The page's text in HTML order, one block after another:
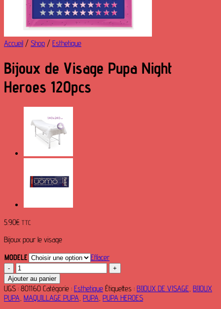
Accueil / Shop / Esthetique
Bijoux de Visage Pupa Night
Heroes 120pcs
5.90€ TTC
Bijoux pour le visage
MODELE
Effacer
quantité
de
Bijoux
de
Visage
Ajouter au panier
UGS : 801160 Catégorie : Esthetique Étiquettes : BIJOUX DE VISAGE, BIJOUX
PUPA, MAQUILLAGE PUPA, PUPA, PUPA HEROES